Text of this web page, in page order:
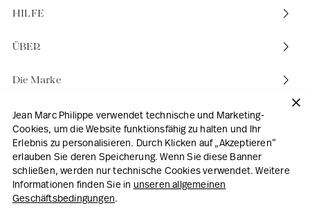
HILFE
ÜBER
Die Marke
Unsere Geschäfte
Jean Marc Philippe verwendet technische und Marketing-
Cookies, um die Website funktionsfähig zu halten und Ihr
Erlebnis zu personalisieren. Durch Klicken auf „Akzeptieren“
erlauben Sie deren Speicherung. Wenn Sie diese Banner
schließen, werden nur technische Cookies verwendet. Weitere
Informationen finden Sie in unseren allgemeinen
Geschäftsbedingungen.